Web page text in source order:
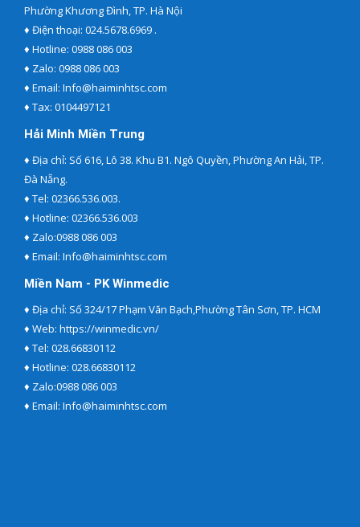
Phường Khương Đình, TP. Hà Nội
♦ Điện thoại: 024.5678.6969 .
♦ Hotline: 0988 086 003
♦ Zalo: 0988 086 003
♦ Email: Info@haiminhtsc.com
♦ Tax: 0104497121
Hải Minh Miền Trung
♦ Địa chỉ: Số 616, Lô 38. Khu B1. Ngô Quyền, Phường An Hải, TP.
Đà Nẵng.
♦ Tel: 02366.536.003.
♦ Hotline: 02366.536.003
♦ Zalo:0988 086 003
♦ Email: Info@haiminhtsc.com
Miền Nam - PK Winmedic
♦ Địa chỉ: Số 324/17 Phạm Văn Bạch,Phường Tân Sơn, TP. HCM
♦ Web: https://winmedic.vn/
♦ Tel: 028.66830112
♦ Hotline: 028.66830112
♦ Zalo:0988 086 003
♦ Email: Info@haiminhtsc.com